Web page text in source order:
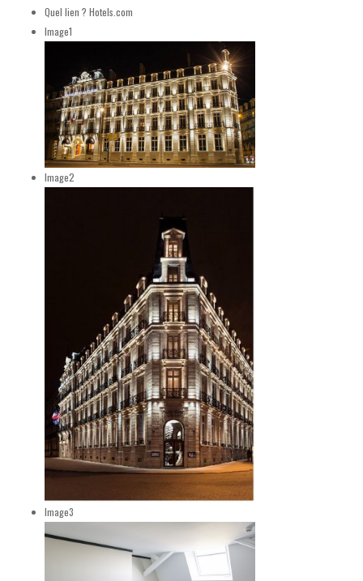
Quel lien ? Hotels.com
Image1
Image2
Image3